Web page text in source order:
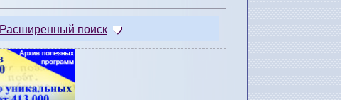
Расширенный поиск